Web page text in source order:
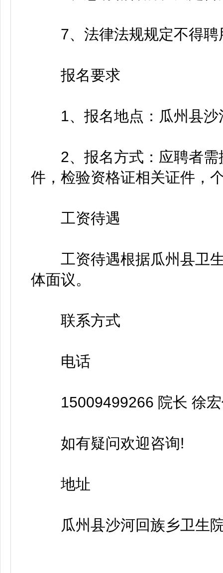
7、法律法规规定不得聘
报名要求
1、报名地点：瓜州县沙
2、报名方式：应聘者需
件，检验资格证相关证件，
工资待遇
工资待遇根据瓜州县卫生
体面议。
联系方式
电话
15009499266 院长 徐宏
如有疑问欢迎咨询!
地址
瓜州县沙河回族乡卫生